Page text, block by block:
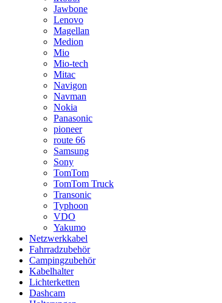
Jawbone
Lenovo
Magellan
Medion
Mio
Mio-tech
Mitac
Navigon
Navman
Nokia
Panasonic
pioneer
route 66
Samsung
Sony
TomTom
TomTom Truck
Transonic
Typhoon
VDO
Yakumo
Netzwerkkabel
Fahrradzubehör
Campingzubehör
Kabelhalter
Lichterketten
Dashcam